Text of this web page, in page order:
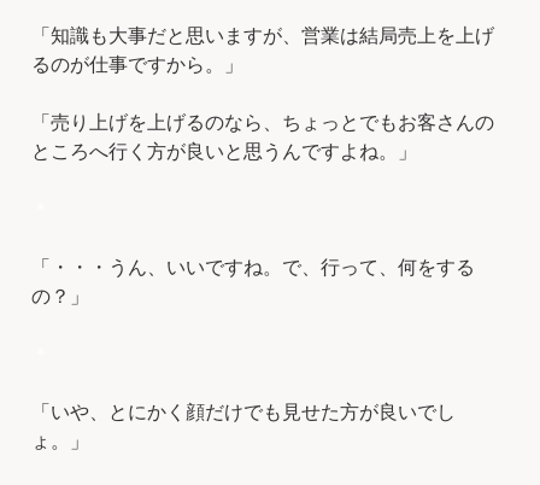
「知識も大事だと思いますが、営業は結局売上を上げ
るのが仕事ですから。」
「売り上げを上げるのなら、ちょっとでもお客さんの
ところへ行く方が良いと思うんですよね。」
「・・・うん、いいですね。で、行って、何をする
の？」
「いや、とにかく顔だけでも見せた方が良いでし
ょ。」